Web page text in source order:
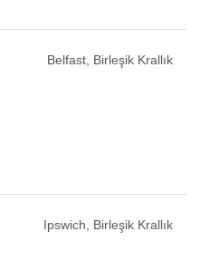
Belfast, Birleşik Krallık
Ipswich, Birleşik Krallık